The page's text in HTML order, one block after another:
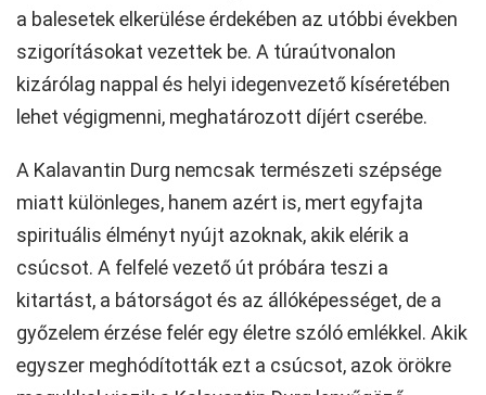
a balesetek elkerülése érdekében az utóbbi években
szigorításokat vezettek be. A túraútvonalon
kizárólag nappal és helyi idegenvezető kíséretében
lehet végigmenni, meghatározott díjért cserébe.
A Kalavantin Durg nemcsak természeti szépsége
miatt különleges, hanem azért is, mert egyfajta
spirituális élményt nyújt azoknak, akik elérik a
csúcsot. A felfelé vezető út próbára teszi a
kitartást, a bátorságot és az állóképességet, de a
győzelem érzése felér egy életre szóló emlékkel. Akik
egyszer meghódították ezt a csúcsot, azok örökre